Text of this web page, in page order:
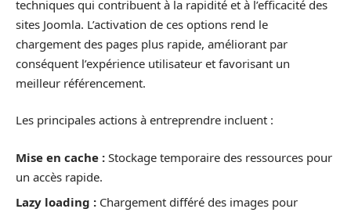
techniques qui contribuent à la rapidité et à l’efficacité des
sites Joomla. L’activation de ces options rend le
chargement des pages plus rapide, améliorant par
conséquent l’expérience utilisateur et favorisant un
meilleur référencement.
Les principales actions à entreprendre incluent :
Mise en cache : Stockage temporaire des ressources pour
un accès rapide.
Lazy loading : Chargement différé des images pour